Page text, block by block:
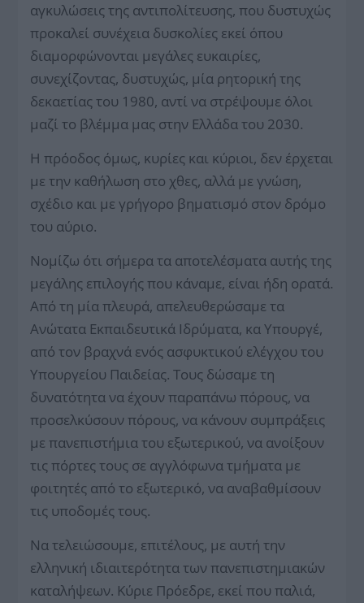
αγκυλώσεις της αντιπολίτευσης, που δυστυχώς
προκαλεί συνέχεια δυσκολίες εκεί όπου
διαμορφώνονται μεγάλες ευκαιρίες,
συνεχίζοντας, δυστυχώς, μία ρητορική της
δεκαετίας του 1980, αντί να στρέψουμε όλοι
μαζί το βλέμμα μας στην Ελλάδα του 2030.
Η πρόοδος όμως, κυρίες και κύριοι, δεν έρχεται
με την καθήλωση στο χθες, αλλά με γνώση,
σχέδιο και με γρήγορο βηματισμό στον δρόμο
του αύριο.
Νομίζω ότι σήμερα τα αποτελέσματα αυτής της
μεγάλης επιλογής που κάναμε, είναι ήδη ορατά.
Από τη μία πλευρά, απελευθερώσαμε τα
Ανώτατα Εκπαιδευτικά Ιδρύματα, κα Υπουργέ,
από τον βραχνά ενός ασφυκτικού ελέγχου του
Υπουργείου Παιδείας. Τους δώσαμε τη
δυνατότητα να έχουν παραπάνω πόρους, να
προσελκύσουν πόρους, να κάνουν συμπράξεις
με πανεπιστήμια του εξωτερικού, να ανοίξουν
τις πόρτες τους σε αγγλόφωνα τμήματα με
φοιτητές από το εξωτερικό, να αναβαθμίσουν
τις υποδομές τους.
Να τελειώσουμε, επιτέλους, με αυτή την
ελληνική ιδιαιτερότητα των πανεπιστημιακών
καταλήψεων. Κύριε Πρόεδρε, εκεί που παλιά,